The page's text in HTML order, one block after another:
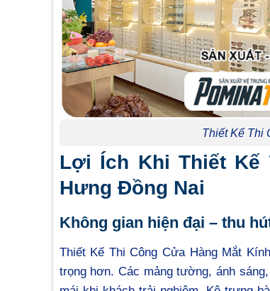
Thiết Kế Thi
Lợi Ích Khi Thiết Kế
Hưng Đồng Nai
Không gian hiện đại – thu
Thiết Kế Thi Công Cửa Hàng Mắt
trọng hơn. Các mảng tường, ánh